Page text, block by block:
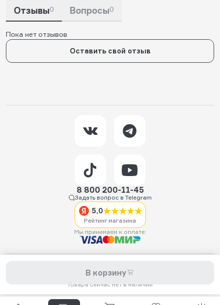
В корзину
Товара сейчас нет в наличии
Отзывы0 Вопросы0
Пока нет отзывов
Оставить свой отзыв
8 800 200-11-45
Задать вопрос в Telegram
5,0
Рейтинг магазина
Мы принимаем к оплате:
самокатов, запчастей для самокатов, аксессуаров, экипировки,
одежды и обуви.